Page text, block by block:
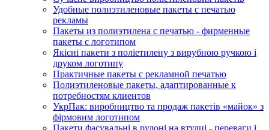
Удобные полиэтиленовые пакеты с печатью
рекламы
Пакеты из полиэтилена с печатью - фирменные
пакеты с логотипом
Якісні пакети з поліетилену з вирубною ручкою і
друком логотипу
Практичные пакеты с рекламной печатью
Полиэтиленовые пакеты, адаптированные к
потребностям клиентов
УкрПак: виробництво та продаж пакетів «майок» з
фірмовим логотипом
Пакети фасувальні в рулоні на втулці - переваги і